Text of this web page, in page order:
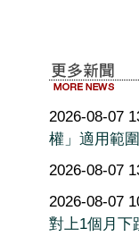
2026-08-07
權」適用範
2026-08-07
2026-08-07
對上1個月下